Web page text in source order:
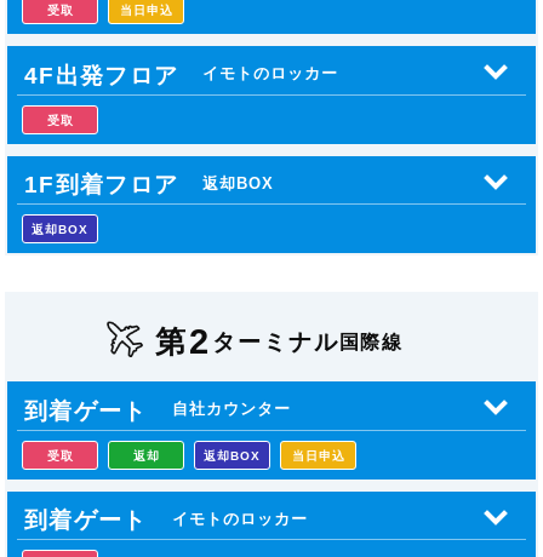
受取 当日申込
4F出発フロア イモトのロッカー
受取
1F到着フロア 返却BOX
返却BOX
第2 ターミナル 国際線
到着ゲート 自社カウンター
受取 返却 返却BOX 当日申込
到着ゲート イモトのロッカー